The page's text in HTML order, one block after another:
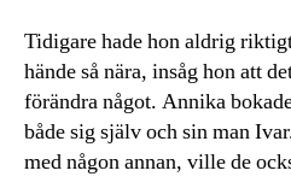
Tidigare hade hon aldrig
hände så nära, insåg hon att
förändra något. Annika
både sig själv och sin man
med någon annan, ville de